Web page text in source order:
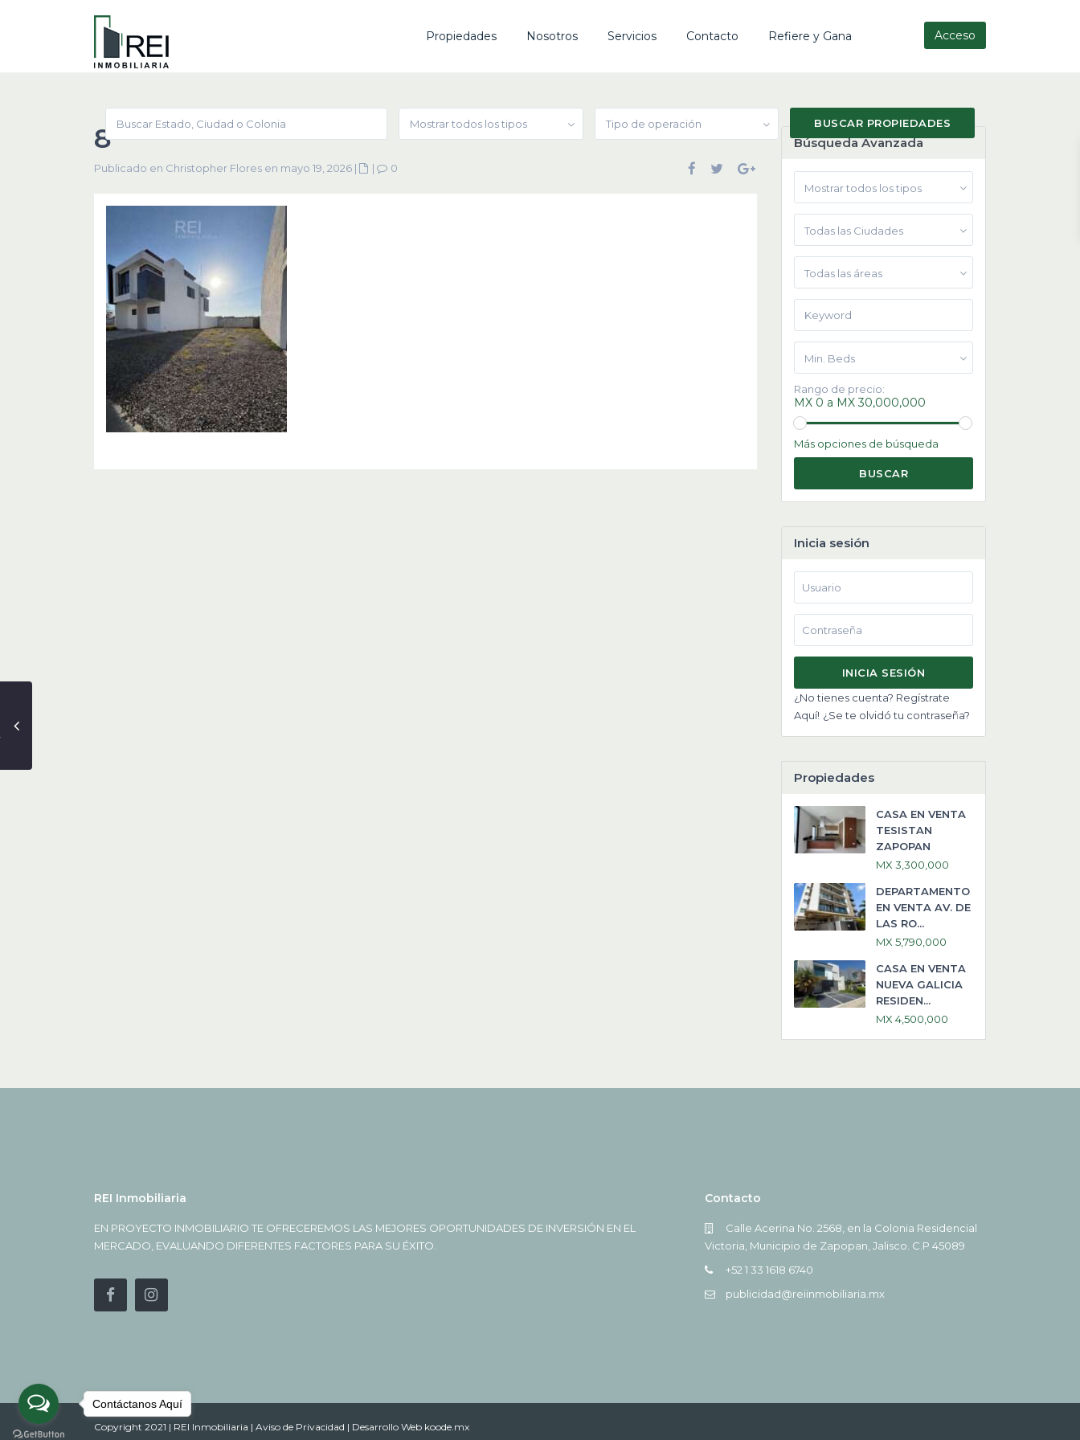
Acceso
Propiedades Nosotros Servicios Contacto Refiere y Gana
Mostrar todos los tipos Tipo de operación
8
Publicado en Christopher Flores en mayo 19, 2026 | | 0
Búsqueda Avanzada
Mostrar todos los tipos
Todas las Ciudades
Todas las áreas
Min. Beds
Rango de precio:
MX 0 a MX 30,000,000
Más opciones de búsqueda
BUSCAR
Inicia sesión
INICIA SESIÓN
¿No tienes cuenta? Regístrate
Aquí! ¿Se te olvidó tu contraseña?
Propiedades
CASA EN VENTA
TESISTAN
ZAPOPAN
MX 3,300,000
DEPARTAMENTO
EN VENTA AV. DE
LAS RO...
MX 5,790,000
CASA EN VENTA
NUEVA GALICIA
RESIDEN...
MX 4,500,000
REI Inmobiliaria
EN PROYECTO INMOBILIARIO TE OFRECEREMOS LAS MEJORES OPORTUNIDADES DE INVERSIÓN EN EL
MERCADO, EVALUANDO DIFERENTES FACTORES PARA SU ÉXITO.
Contacto
Calle Acerina No. 2568, en la Colonia Residencial
Victoria, Municipio de Zapopan, Jalisco. C.P 45089
+52 1 33 1618 6740
publicidad@reiinmobiliaria.mx
Copyright 2021 | REI Inmobiliaria | Aviso de Privacidad | Desarrollo Web koode.mx
Contáctanos Aquí